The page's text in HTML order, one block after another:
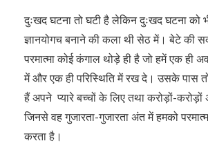
दुःखद घटना तो घटी है लेकिन दुःखद घटना को
ज्ञानयोगच बनाने की कला थी सेठ में। बेटे की
परमात्मा कोई कंगाल थोड़े ही है जो हमें एक ही
में और एक ही परिस्थिति में रख दे। उसके पास
हैं अपने प्यारे बच्चों के लिए तथा करोड़ों-करोड़ों
जिनसे वह गुजारता-गुजारता अंत में हमको
करता है।